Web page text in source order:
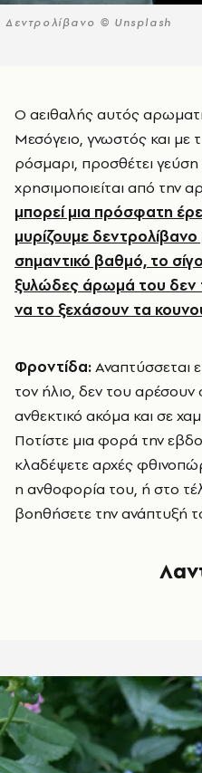
Δεντρολίβανο © Unsplash
Ο αειθαλής αυτός αρωματικός θάμνος από τη
Μεσόγειο, γνωστός και με
ρόσμαρι, προσθέτει γεύση
χρησιμοποιείται από την
μπορεί μια πρόσφατη
μυρίζουμε
σημαντικό βαθμό, το
ξυλώδες άρωμά του δεν
να το ξεχάσουν τα
Φροντίδα:Αναπτύσσεται
τον ήλιο, δεν του αρέσουν
ανθεκτικό ακόμα και σε
Ποτίστε μια φορά την
κλαδέψετε αρχές
η ανθοφορία του, ή στο
βοηθήσετε την ανάπτυξή